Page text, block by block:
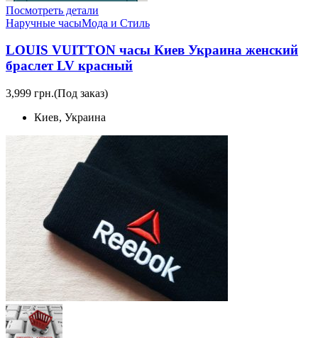
Посмотреть детали
Наручные часыМода и Стиль
LOUIS VUITTON часы Киев Украина женский
браслет LV красный
3,999 грн.(Под заказ)
Киев, Украина